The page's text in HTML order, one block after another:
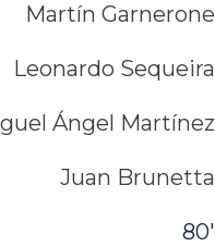
Martín Garnerone
Leonardo Sequeira
Ángel Martínez
Juan Brunetta
80'